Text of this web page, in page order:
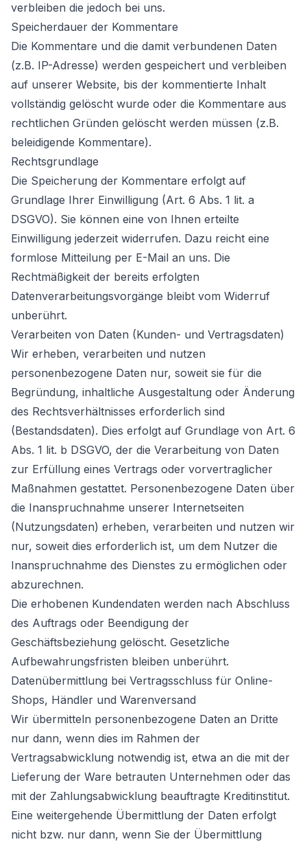
verbleiben die jedoch bei uns.
Speicherdauer der Kommentare
Die Kommentare und die damit verbundenen Daten
(z.B. IP-Adresse) werden gespeichert und verbleiben
auf unserer Website, bis der kommentierte Inhalt
vollständig gelöscht wurde oder die Kommentare aus
rechtlichen Gründen gelöscht werden müssen (z.B.
beleidigende Kommentare).
Rechtsgrundlage
Die Speicherung der Kommentare erfolgt auf
Grundlage Ihrer Einwilligung (Art. 6 Abs. 1 lit. a
DSGVO). Sie können eine von Ihnen erteilte
Einwilligung jederzeit widerrufen. Dazu reicht eine
formlose Mitteilung per E-Mail an uns. Die
Rechtmäßigkeit der bereits erfolgten
Datenverarbeitungsvorgänge bleibt vom Widerruf
unberührt.
Verarbeiten von Daten (Kunden- und Vertragsdaten)
Wir erheben, verarbeiten und nutzen
personenbezogene Daten nur, soweit sie für die
Begründung, inhaltliche Ausgestaltung oder Änderung
des Rechtsverhältnisses erforderlich sind
(Bestandsdaten). Dies erfolgt auf Grundlage von Art. 6
Abs. 1 lit. b DSGVO, der die Verarbeitung von Daten
zur Erfüllung eines Vertrags oder vorvertraglicher
Maßnahmen gestattet. Personenbezogene Daten über
die Inanspruchnahme unserer Internetseiten
(Nutzungsdaten) erheben, verarbeiten und nutzen wir
nur, soweit dies erforderlich ist, um dem Nutzer die
Inanspruchnahme des Dienstes zu ermöglichen oder
abzurechnen.
Die erhobenen Kundendaten werden nach Abschluss
des Auftrags oder Beendigung der
Geschäftsbeziehung gelöscht. Gesetzliche
Aufbewahrungsfristen bleiben unberührt.
Datenübermittlung bei Vertragsschluss für Online-
Shops, Händler und Warenversand
Wir übermitteln personenbezogene Daten an Dritte
nur dann, wenn dies im Rahmen der
Vertragsabwicklung notwendig ist, etwa an die mit der
Lieferung der Ware betrauten Unternehmen oder das
mit der Zahlungsabwicklung beauftragte Kreditinstitut.
Eine weitergehende Übermittlung der Daten erfolgt
nicht bzw. nur dann, wenn Sie der Übermittlung